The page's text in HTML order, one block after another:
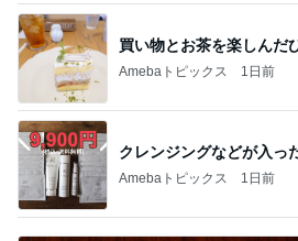
買い物とお茶を楽しんだ
Amebaトピックス 1日前
クレンジングなどが入っ
Amebaトピックス 1日前